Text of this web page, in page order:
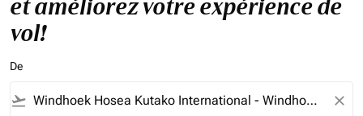
et améliorez votre expérience de
vol!
De
flight_takeoff close